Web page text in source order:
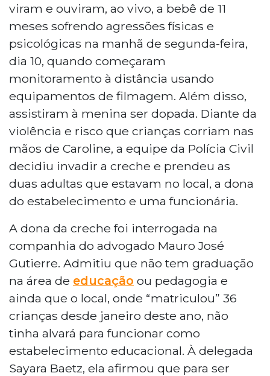
viram e ouviram, ao vivo, a bebê de 11
meses sofrendo agressões físicas e
psicológicas na manhã de segunda-feira,
dia 10, quando começaram
monitoramento à distância usando
equipamentos de filmagem. Além disso,
assistiram à menina ser dopada. Diante da
violência e risco que crianças corriam nas
mãos de Caroline, a equipe da Polícia Civil
decidiu invadir a creche e prendeu as
duas adultas que estavam no local, a dona
do estabelecimento e uma funcionária.
A dona da creche foi interrogada na
companhia do advogado Mauro José
Gutierre. Admitiu que não tem graduação
na área de educação ou pedagogia e
ainda que o local, onde “matriculou” 36
crianças desde janeiro deste ano, não
tinha alvará para funcionar como
estabelecimento educacional. À delegada
Sayara Baetz, ela afirmou que para ser